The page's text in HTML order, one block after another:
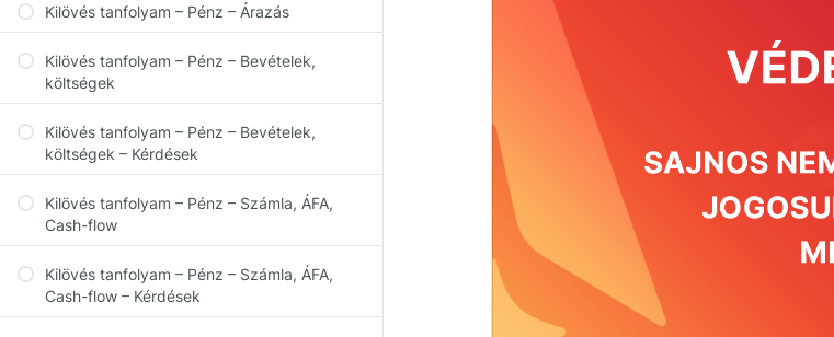
Kilövés tanfolyam – Pénz – Árazás
Kilövés tanfolyam – Pénz – Bevételek,
költségek
Kilövés tanfolyam – Pénz – Bevételek,
költségek – Kérdések
Kilövés tanfolyam – Pénz – Számla, ÁFA,
Cash-flow
Kilövés tanfolyam – Pénz – Számla, ÁFA,
Cash-flow – Kérdések